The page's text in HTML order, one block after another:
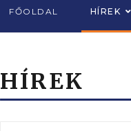
FŐOLDAL HÍREK
HÍREK